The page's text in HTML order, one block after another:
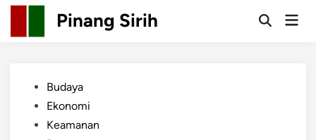
Skip
content
Pinang Sirih
OpenMain
PostedBudaya
Ekonomi
Keamanan